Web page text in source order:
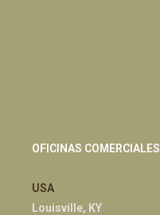
OFICINAS COMERCIALES
USA
Louisville, KY